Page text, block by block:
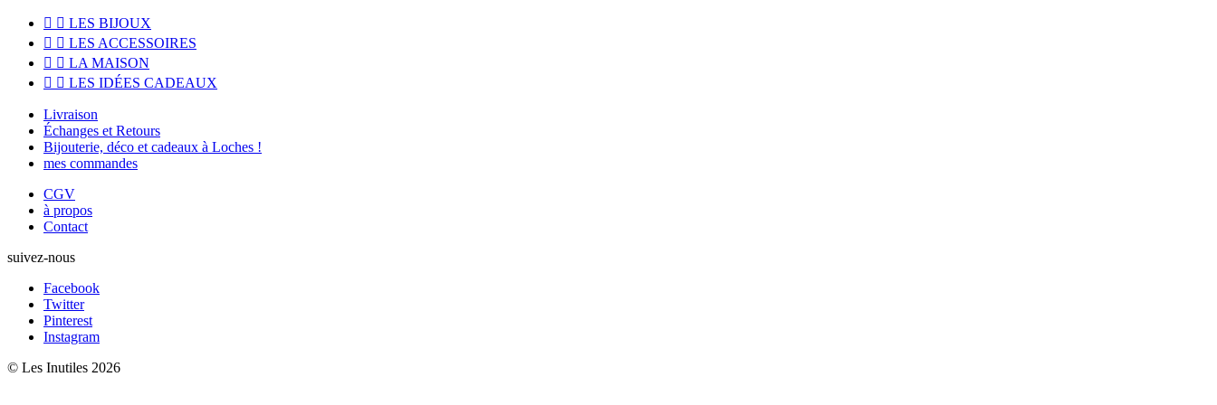
  LES BIJOUX
  LES ACCESSOIRES
  LA MAISON
  LES IDÉES CADEAUX
Livraison
Échanges et Retours
Bijouterie, déco et cadeaux à Loches !
mes commandes
CGV
à propos
Contact
suivez-nous
Facebook
Twitter
Pinterest
Instagram
© Les Inutiles 2026